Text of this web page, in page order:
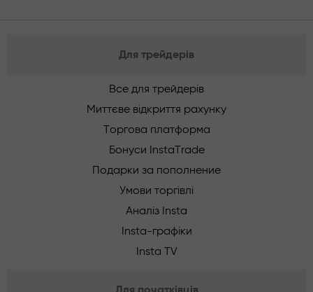
Для трейдерів
Все для трейдерів
Миттєве відкриття рахунку
Торгова платформа
Бонуси InstaTrade
Подарки за пополнение
Умови торгівлі
Аналіз Insta
Insta-графіки
Insta TV
Для початківців